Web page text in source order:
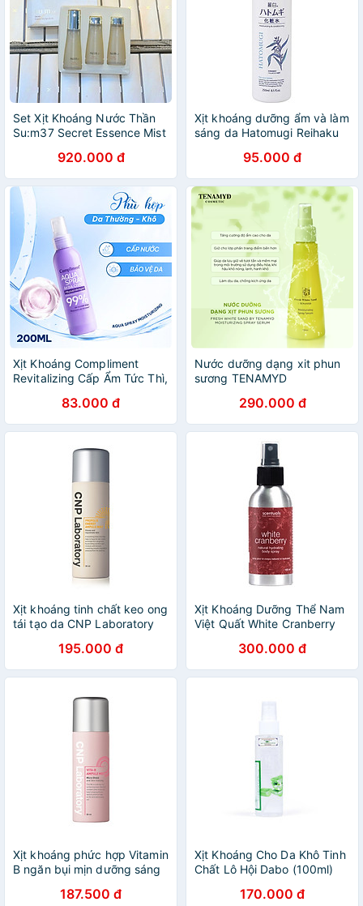
Set Xịt Khoáng Nước Thần
Su:m37 Secret Essence Mist
920.000 đ
Xịt khoáng dưỡng ẩm và làm
sáng da Hatomugi Reihaku
95.000 đ
Xịt Khoáng Compliment
Revitalizing Cấp Ẩm Tức Thì,
Nhạy Cảm 200ml
83.000 đ
Nước dưỡng dạng xit phun
sương TENAMYD
290.000 đ
Xịt khoáng tinh chất keo ong
tái tạo da CNP Laboratory
195.000 đ
Xịt Khoáng Dưỡng Thể Nam
Việt Quất White Cranberry
Spray Scentuals (100ml)
300.000 đ
Xịt khoáng phức hợp Vitamin
B ngăn bụi mịn dưỡng sáng
Calming Ampule Mist 50ml
187.500 đ
Xịt Khoáng Cho Da Khô Tinh
Chất Lô Hội Dabo (100ml)
170.000 đ